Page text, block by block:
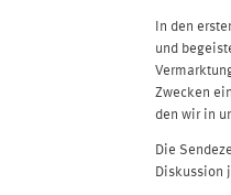
In den
und
Zwecken
den wir in
Die
Diskussion